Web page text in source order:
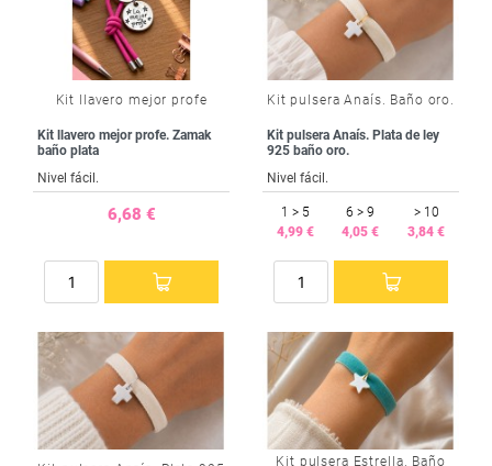
Kit llavero mejor profe
Kit llavero mejor profe. Zamak
baño plata
Nivel fácil.
6,68 €
Kit pulsera Anaís. Baño oro.
Kit pulsera Anaís. Plata de ley
925 baño oro.
Nivel fácil.
1 > 5
4,99 €
6 > 9
4,05 €
> 10
3,84 €
Kit pulsera Estrella. Baño